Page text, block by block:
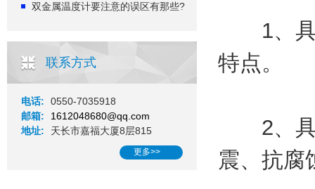
双金属温度计要注意的误区有那些?
联系方式
电话:
0550-7035918
邮箱:
1612048680@qq.com
地址:
天长市嘉福大厦8层815
更多>>
1、具
特点。
2、具
震、抗腐